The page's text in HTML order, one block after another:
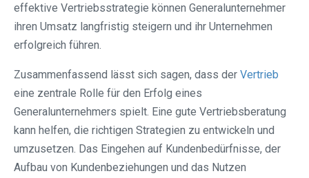
effektive Vertriebsstrategie können Generalunternehmer
ihren Umsatz langfristig steigern und ihr Unternehmen
erfolgreich führen.
Zusammenfassend lässt sich sagen, dass der Vertrieb
eine zentrale Rolle für den Erfolg eines
Generalunternehmers spielt. Eine gute Vertriebsberatung
kann helfen, die richtigen Strategien zu entwickeln und
umzusetzen. Das Eingehen auf Kundenbedürfnisse, der
Aufbau von Kundenbeziehungen und das Nutzen